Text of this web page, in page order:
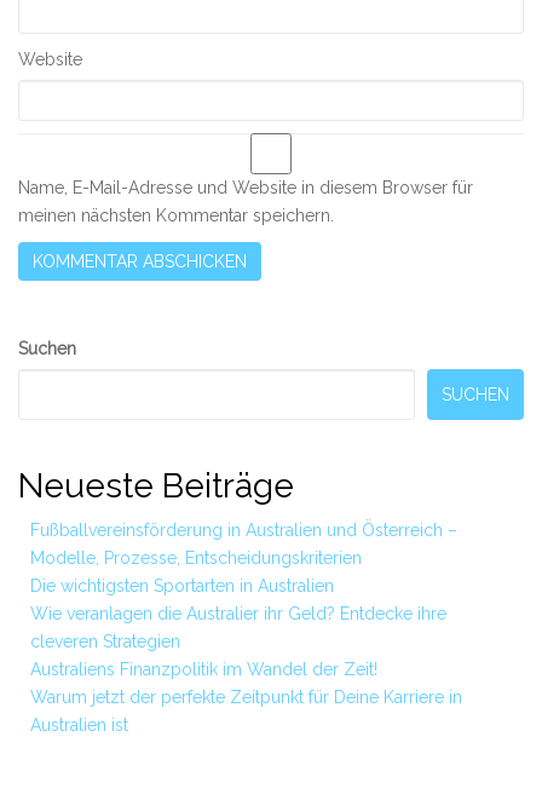
Website
Name, E-Mail-Adresse und Website in diesem Browser für
meinen nächsten Kommentar speichern.
Secondary
Suchen
SUCHEN
Neueste Beiträge
Fußballvereinsförderung in Australien und Österreich –
Modelle, Prozesse, Entscheidungskriterien
Die wichtigsten Sportarten in Australien
Wie veranlagen die Australier ihr Geld? Entdecke ihre
cleveren Strategien
Australiens Finanzpolitik im Wandel der Zeit!
Warum jetzt der perfekte Zeitpunkt für Deine Karriere in
Australien ist